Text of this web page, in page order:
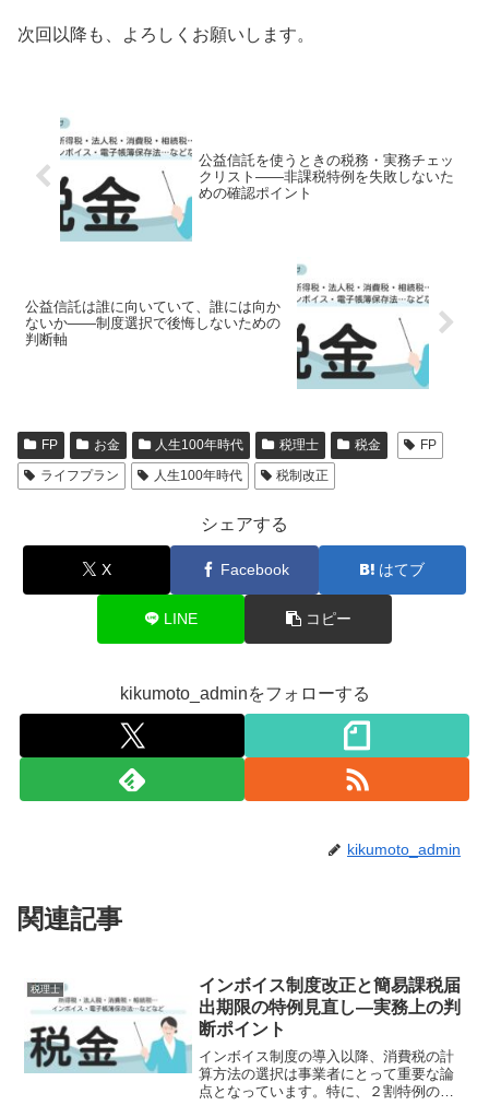
次回以降も、よろしくお願いします。
公益信託を使うときの税務・実務チェッ
クリスト――非課税特例を失敗しないた
めの確認ポイント
公益信託は誰に向いていて、誰には向か
ないか――制度選択で後悔しないための
判断軸
FP お金 人生100年時代 税理士 税金
FP
ライフプラン
人生100年時代 税制改正
シェアする
X Facebook はてブ
LINE コピー
kikumoto_adminをフォローする
kikumoto_admin
関連記事
税理士
インボイス制度改正と簡易課税届
出期限の特例見直し―実務上の判
断ポイント
インボイス制度の導入以降、消費税の計
算方法の選択は事業者にとって重要な論
点となっています。特に、２割特例の終